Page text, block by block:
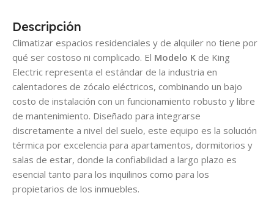
Descripción
Climatizar espacios residenciales y de alquiler no tiene por
qué ser costoso ni complicado. El Modelo K de King
Electric representa el estándar de la industria en
calentadores de zócalo eléctricos, combinando un bajo
costo de instalación con un funcionamiento robusto y libre
de mantenimiento. Diseñado para integrarse
discretamente a nivel del suelo, este equipo es la solución
térmica por excelencia para apartamentos, dormitorios y
salas de estar, donde la confiabilidad a largo plazo es
esencial tanto para los inquilinos como para los
propietarios de los inmuebles.